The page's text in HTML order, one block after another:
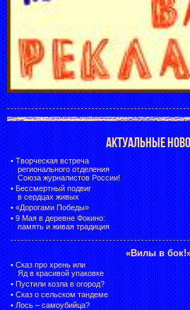
АКТУАЛЬНЫЕ
• Творческая встреча
регионального отделения
Союза журналистов России!
• Бессмертный подвиг
в сердцах живых
• «Дорогами Победы»
• 9 Мая в деревне Фокино:
память и живая традиция
«Вилы в
• Сказ про хрень или
Яд в красивой упаковке
• Пустили козла в огород?
• Сказ о сельском тандеме
• Лось – самоубийца?